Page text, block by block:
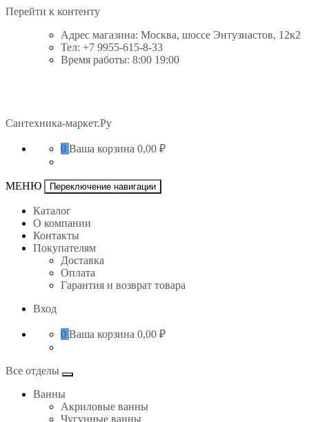
Перейти к контенту
Адрес магазина: Москва, шоссе Энтузиастов, 12к2
Тел: +7 9955-615-8-33
Время работы: 8:00 19:00
Сантехника-маркет.Ру
0 Ваша корзина 0,00 ₽
МЕНЮ Переключение навигации
Каталог
О компании
Контакты
Покупателям
Доставка
Оплата
Гарантия и возврат товара
Вход
0 Ваша корзина 0,00 ₽
Все отделы
Ванны
Акриловые ванны
Чугунные ванны